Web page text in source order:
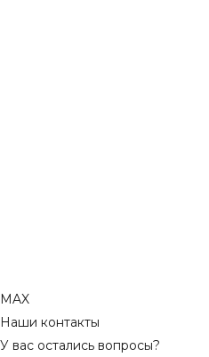
MAX
Наши контакты
У вас остались вопросы?